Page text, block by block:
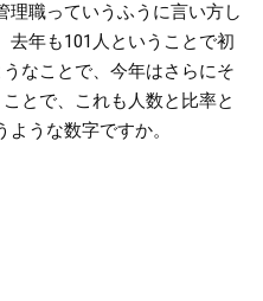
理職っていうふうに言い方し
去年も101人ということで初
なことで、今年はさらにそ
とで、これも人数と比率と
うな数字ですか。